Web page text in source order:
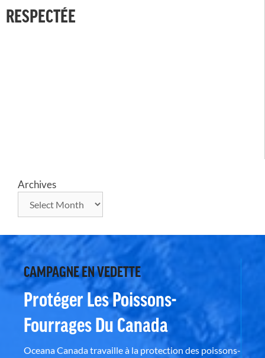
RESPECTÉE
Archives
CAMPAGNE EN VEDETTE
Protéger Les Poissons-
Fourrages Du Canada
Oceana Canada travaille à la protection des poissons-